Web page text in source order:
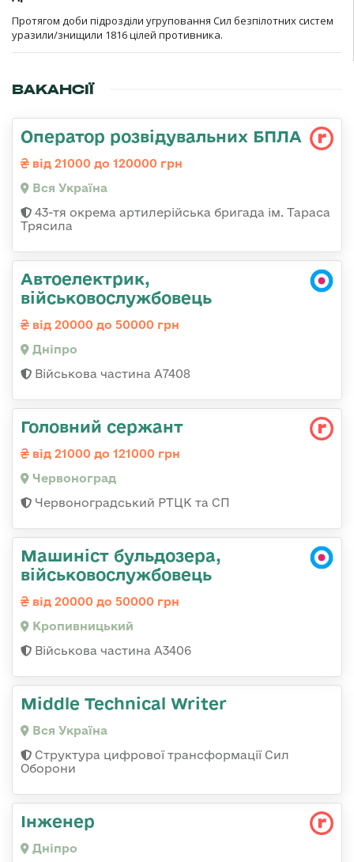
Протягом доби підрозділи угруповання Сил безпілотних систем
уразили/знищили 1816 цілей противника.
ВАКАНСІЇ
Оператор розвідувальних БПЛА
від 21000 до 120000 грн
Вся Україна
43-тя окрема артилерійська бригада ім. Тараса
Трясила
Автоелектрик,
військовослужбовець
від 20000 до 50000 грн
Дніпро
Військова частина А7408
Головний сержант
від 21000 до 121000 грн
Червоноград
Червоноградський РТЦК та СП
Машиніст бульдозера,
військовослужбовець
від 20000 до 50000 грн
Кропивницький
Військова частина А3406
Middle Technical Writer
Вся Україна
Структура цифрової трансформації Сил
Оборони
Інженер
Дніпро